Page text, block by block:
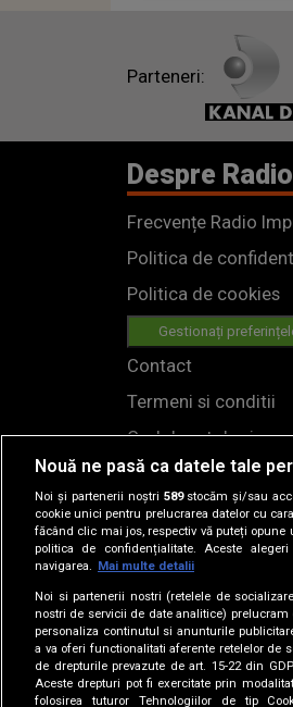
Parteneri:
Despre
Frecvențe Radio
Politica de
Politica de cookies
Gestionați
Contact
Termeni si conditii
Cod deontologic
Regulamente
Nouă ne pasă ca datele tale
Noi și partenerii noștri 589stocăm și/sau
cookie unici pentru prelucrarea datelor cu
făcând clic mai jos, respectiv vă puteți
politica de confidențialitate. Aceste
navigarea.
Mai multe detalii
Noi si partenerii nostri (retelele de
nostri de servicii de date analitice)
personaliza continutul si anunturile
a va oferi functionalitati aferente retelelor de
de drepturile prevazute de art. 15-22 din
Aceste drepturi pot fi exercitate prin
folosirea tuturor Tehnologiilor de tip